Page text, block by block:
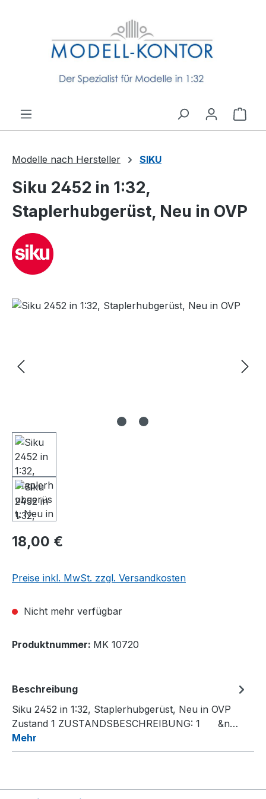
Modelle nach Hersteller SIKU
Siku 2452 in 1:32,
Staplerhubgerüst, Neu in OVP
Bildergalerie überspringen
18,00 €
Preise inkl. MwSt. zzgl. Versandkosten
Nicht mehr verfügbar
Produktnummer: MK 10720
Beschreibung
Siku 2452 in 1:32, Staplerhubgerüst, Neu in OVP
Zustand 1 ZUSTANDSBESCHREIBUNG: 1 &n…
Mehr